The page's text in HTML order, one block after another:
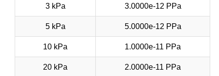
3 kPa 3.0000e-12 PPa
5 kPa 5.0000e-12 PPa
10 kPa 1.0000e-11 PPa
20 kPa 2.0000e-11 PPa